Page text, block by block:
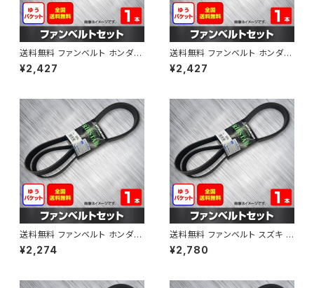
送料無料 ファンベルト ホンダ
ゼスト 型式JE1 H18.03～H24.
11 （国内トップメーカー） 1本 H
¥2,427
送料無料 ファンベルト ホンダ ラ
イフ 型式JB6 H15.09～H20.1
1 （国内トップメーカー） 1本 HA
¥2,427
送料無料 ファンベルト ホンダ フ
ィット 型式GE6 H19.10～H25.
09 （国内トップメーカー） 1本 H
¥2,274
送料無料 ファンベルト スズキ ス
ペーシア 型式MK32S H25.03
～H30.02 （国内トップメーカ
¥2,780